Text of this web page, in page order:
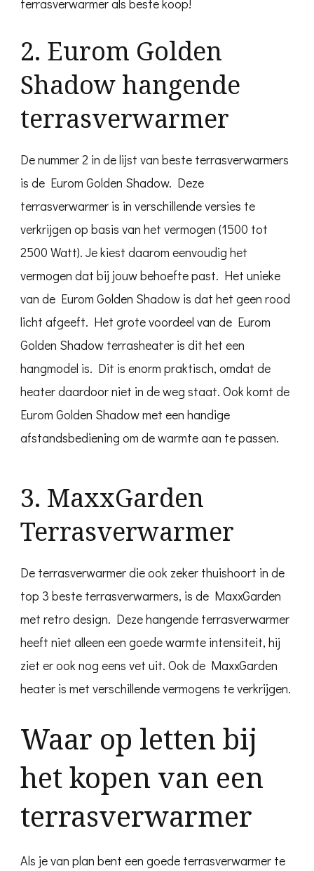
terrasverwarmer als beste koop!
2. Eurom Golden
Shadow hangende
terrasverwarmer
De nummer 2 in de lijst van beste terrasverwarmers
is de Eurom Golden Shadow. Deze
terrasverwarmer is in verschillende versies te
verkrijgen op basis van het vermogen (1500 tot
2500 Watt). Je kiest daarom eenvoudig het
vermogen dat bij jouw behoefte past. Het unieke
van de Eurom Golden Shadow is dat het geen rood
licht afgeeft. Het grote voordeel van de Eurom
Golden Shadow terrasheater is dit het een
hangmodel is. Dit is enorm praktisch, omdat de
heater daardoor niet in de weg staat. Ook komt de
Eurom Golden Shadow met een handige
afstandsbediening om de warmte aan te passen.
3. MaxxGarden
Terrasverwarmer
De terrasverwarmer die ook zeker thuishoort in de
top 3 beste terrasverwarmers, is de MaxxGarden
met retro design. Deze hangende terrasverwarmer
heeft niet alleen een goede warmte intensiteit, hij
ziet er ook nog eens vet uit. Ook de MaxxGarden
heater is met verschillende vermogens te verkrijgen.
Waar op letten bij
het kopen van een
terrasverwarmer
Als je van plan bent een goede terrasverwarmer te